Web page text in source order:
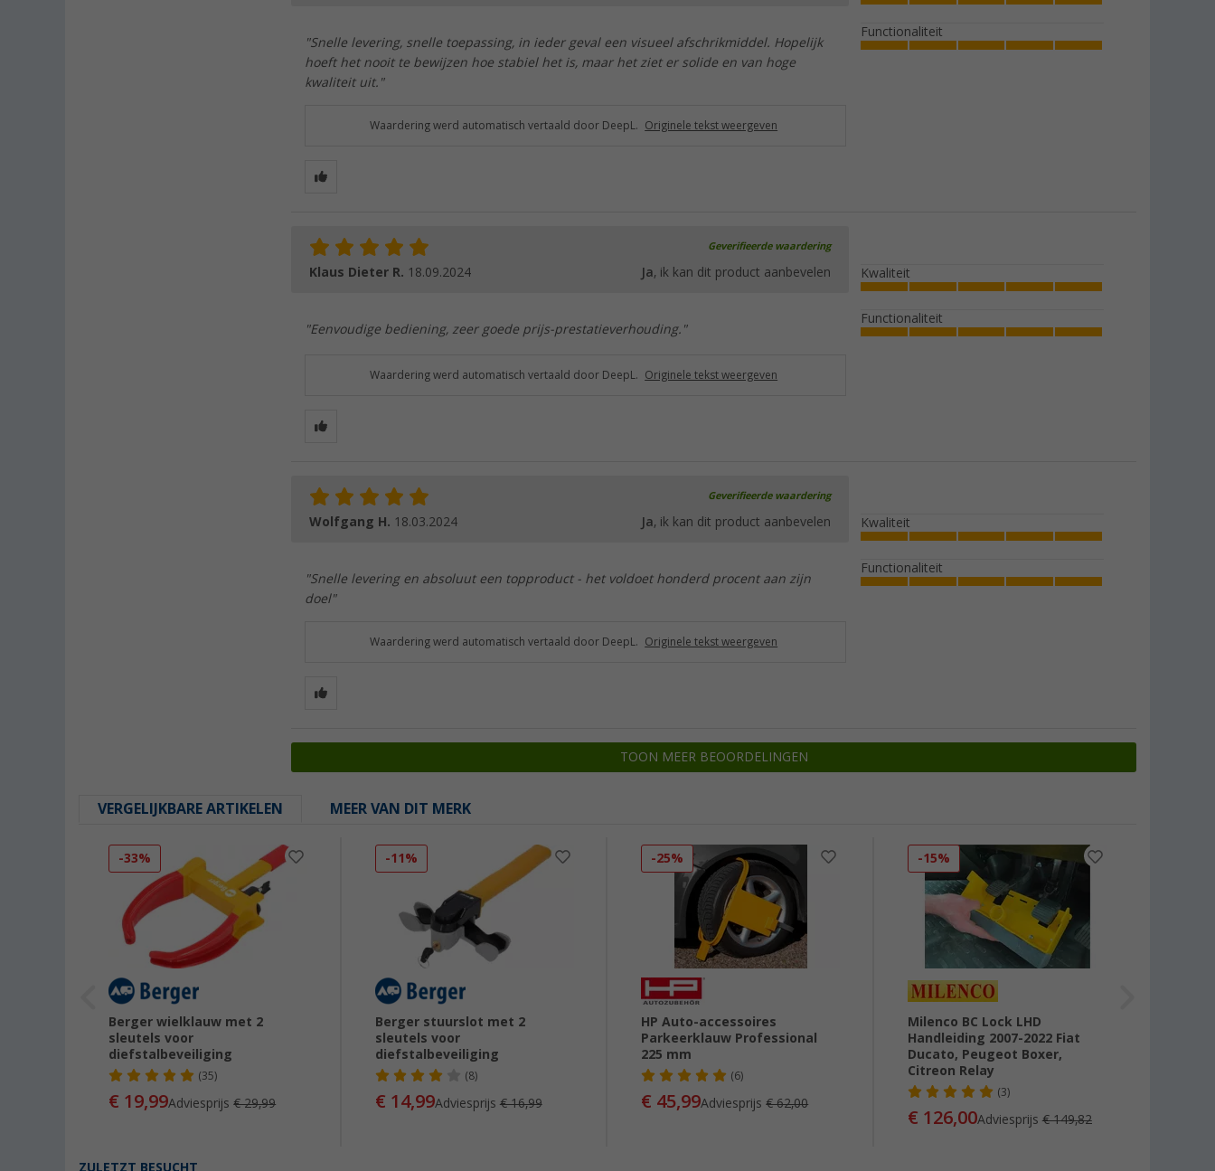
"Snelle levering, snelle toepassing, in ieder geval een visueel afschrikmiddel. Hopelijk
hoeft het nooit te bewijzen hoe stabiel het is, maar het ziet er solide en van hoge
kwaliteit uit."
Functionaliteit
Waardering werd automatisch vertaald door DeepL. Originele tekst weergeven
Geverifieerde waardering
Klaus Dieter R. 18.09.2024 Ja, ik kan dit product aanbevelen
"Eenvoudige bediening, zeer goede prijs-prestatieverhouding."
Kwaliteit
Functionaliteit
Waardering werd automatisch vertaald door DeepL. Originele tekst weergeven
Geverifieerde waardering
Wolfgang H. 18.03.2024 Ja, ik kan dit product aanbevelen
"Snelle levering en absoluut een topproduct - het voldoet honderd procent aan zijn
doel"
Kwaliteit
Functionaliteit
Waardering werd automatisch vertaald door DeepL. Originele tekst weergeven
TOON MEER BEOORDELINGEN
VERGELIJKBARE ARTIKELEN MEER VAN DIT MERK
-33%
Berger wielklauw met 2
sleutels voor
diefstalbeveiliging
(35)
€ 19,99Adviesprijs€ 29,99
-11%
Berger stuurslot met 2
sleutels voor
diefstalbeveiliging
(8)
€ 14,99Adviesprijs € 16,99
-25%
HP Auto-accessoires
Parkeerklauw Professional
225 mm
(6)
€ 45,99Adviesprijs€ 62,00
-15%
Milenco BC Lock LHD
Handleiding 2007-2022 Fiat
Ducato, Peugeot Boxer,
Citreon Relay
(3)
€ 126,00Adviesprijs € 149,82
ZULETZT BESUCHT